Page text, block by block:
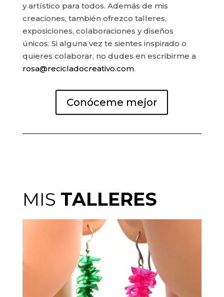
y artístico para todos. Además de mis
creaciones, también ofrezco talleres,
exposiciones, colaboraciones y diseños
únicos. Si alguna vez te sientes inspirado o
quieres colaborar, no dudes en escribirme a
rosa@recicladocreativo.com.
Conóceme mejor
MIS TALLERES